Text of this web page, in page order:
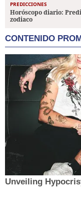
PREDICCIONES
Horóscopo diario:
zodiaco
CONTENIDO
Unveiling